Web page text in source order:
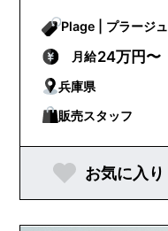
Plage | プラージュ
月給24万円〜
兵庫県
販売スタッフ
お気に入り